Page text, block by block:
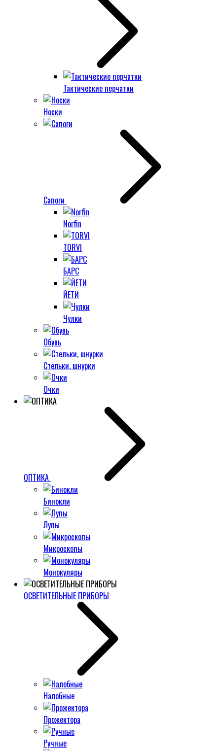
Тактические перчатки
Носки
Сапоги
Norfin
TORVI
БАРС
ЙЕТИ
Чулки
Обувь
Стельки, шнурки
Очки
ОПТИКА
Бинокли
Лупы
Микроскопы
Монокуляры
ОСВЕТИТЕЛЬНЫЕ ПРИБОРЫ
Налобные
Прожектора
Ручные